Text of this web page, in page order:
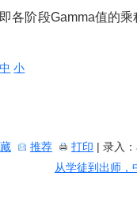
即各阶段Gamma值的乘
中 小
推荐 打印 | 录入
从学徒到出师，